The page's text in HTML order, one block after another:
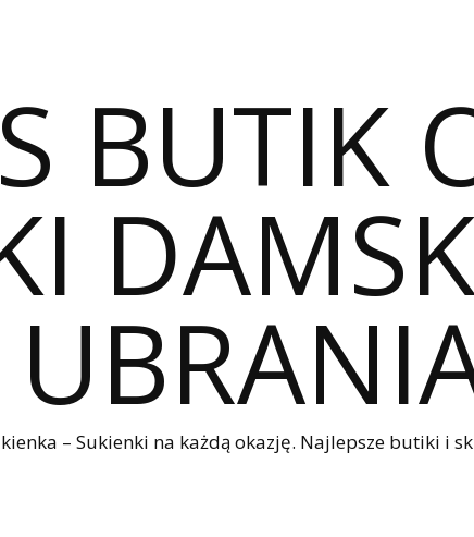
BUTIK
– Sukienki na każdą okazję. Najlepsze butiki i